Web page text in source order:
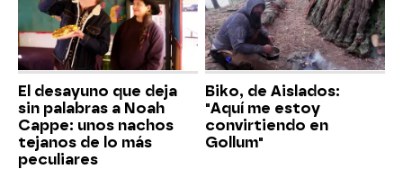
El desayuno que deja
sin palabras a Noah
Cappe: unos nachos
tejanos de lo más
peculiares
Biko, de Aislados:
"Aquí me estoy
convirtiendo en
Gollum"